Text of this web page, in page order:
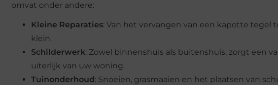
omvat onder andere:
Kleine Reparaties: Van het vervangen van een kapotte tegel
klein.
Schilderwerk: Zowel binnenshuis als buitenshuis, zorgt een
uiterlijk van uw woning.
Tuinonderhoud : Snoeien, grasmaaien en het plaatsen van